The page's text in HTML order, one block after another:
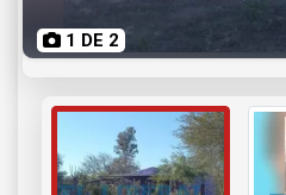
1 DE 2